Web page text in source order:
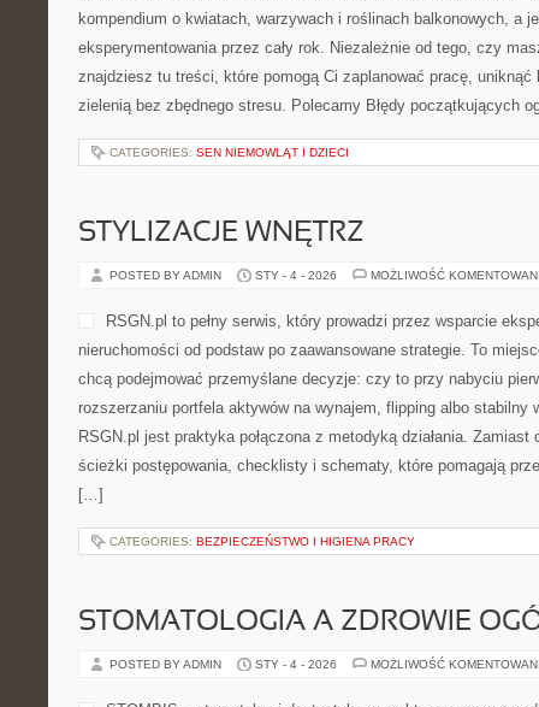
kompendium o kwiatach, warzywach i roślinach balkonowych, a
eksperymentowania przez cały rok. Niezależnie od tego, czy
znajdziesz tu treści, które pomogą Ci zaplanować pracę, uniknąć
zielenią bez zbędnego stresu. Polecamy Błędy początkujących
CATEGORIES: SEN NIEMOWLĄT I DZIECI
STYLIZACJE WNĘTRZ
POSTED BY ADMIN STY - 4 - 2026 MOŻLIWOŚĆ
RSGN.pl to pełny serwis, który prowadzi przez wsparcie
nieruchomości od podstaw po zaawansowane strategie. To
chcą podejmować przemyślane decyzje: czy to przy nabyciu
rozszerzaniu portfela aktywów na wynajem, flipping albo stabilny
RSGN.pl jest praktyka połączona z metodyką działania.
ścieżki postępowania, checklisty i schematy, które pomagają
[…]
CATEGORIES: BEZPIECZEŃSTWO I HIGIENA PRACY
STOMATOLOGIA A ZDROWIE
POSTED BY ADMIN STY - 4 - 2026 MOŻLIWOŚĆ